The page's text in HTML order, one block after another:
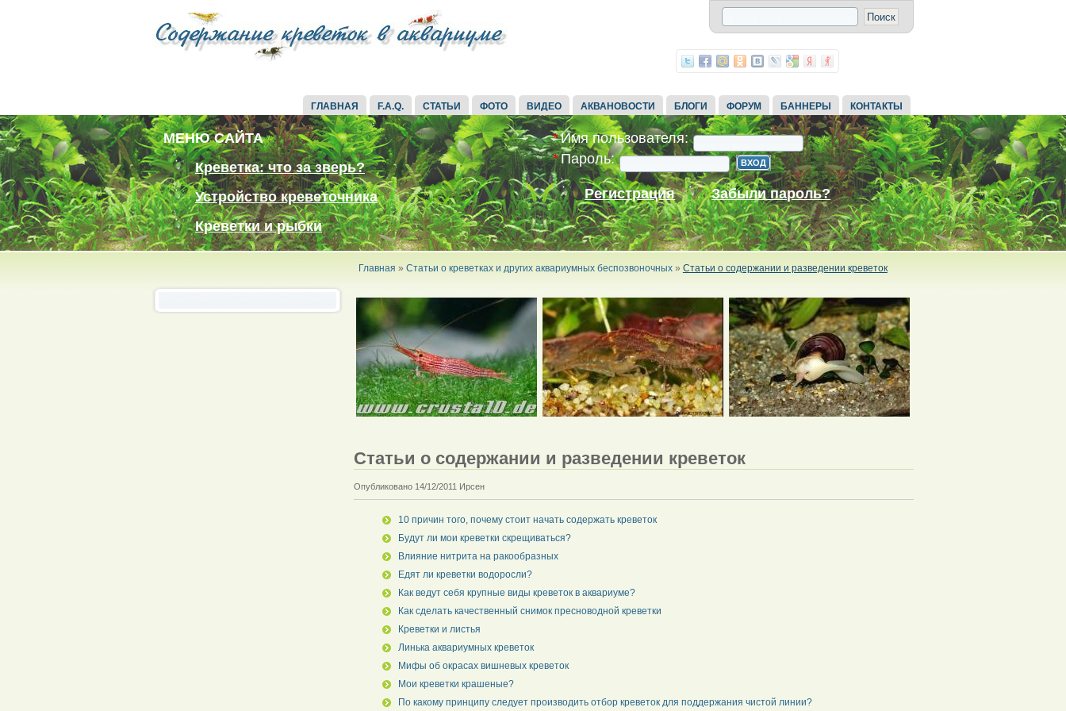
ГЛАВНАЯ F.A.Q. СТАТЬИ ФОТО ВИДЕО АКВАНОВОСТИ БЛОГИ ФОРУМ БАННЕРЫ КОНТАКТЫ
МЕНЮ САЙТА
Креветка: что за зверь?
Устройство креветочника
Креветки и рыбки
Имя пользователя:
*
Пароль:
*
Регистрация Забыли пароль?
Главная » Статьи о креветках и других аквариумных беспозвоночных» Статьи о содержании и разведении креветок
Статьи о содержании и разведении креветок
Опубликовано 14/12/2011 Ирсен
10 причин того, почему стоит начать содержать креветок
Будут ли мои креветки скрещиваться?
Влияние нитрита на ракообразных
Едят ли креветки водоросли?
Как ведут себя крупные виды креветок в аквариуме?
Как сделать качественный снимок пресноводной креветки
Креветки и листья
Линька аквариумных креветок
Мифы об окрасах вишневых креветок
Мои креветки крашеные?
По какому принципу следует производить отбор креветок для поддержания чистой линии?